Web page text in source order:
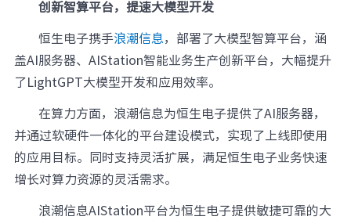
创新智算平台，提速大模型开发
恒生电子携手浪潮信息，部署了大模型智算平台，涵
盖AI服务器、AIStation智能业务生产创新平台，大幅提升
了LightGPT大模型开发和应用效率。
在算力方面，浪潮信息为恒生电子提供了AI服务器，
并通过软硬件一体化的平台建设模式，实现了上线即使用
的应用目标。同时支持灵活扩展，满足恒生电子业务快速
增长对算力资源的灵活需求。
浪潮信息AIStation平台为恒生电子提供敏捷可靠的大